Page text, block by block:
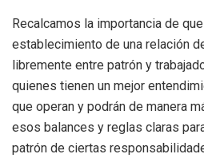
Recalcamos la importancia de
establecimiento de una relación
libremente entre patrón y
quienes tienen un mejor
que operan y podrán de manera
esos balances y reglas claras
patrón de ciertas